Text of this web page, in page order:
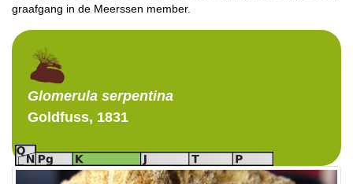
graafgang in de Meerssen member.
Glomerula serpentina
Goldfuss, 1831